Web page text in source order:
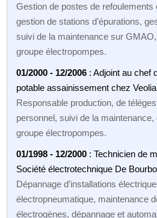
Gestion de postes de refoulements
gestion de stations d’épurations,
suivi de la maintenance sur
groupe électropompes.
01/2000 - 12/2006 : Adjoint au chef
potable assainissement chez
Responsable production, de
personnel, suivi de la maintenance,
groupe électropompes.
01/1998 - 12/2000 : Technicien de
Société électrotechnique De
Dépannage d’installations
électropneumatique, maintenance
électrogènes, dépannage et